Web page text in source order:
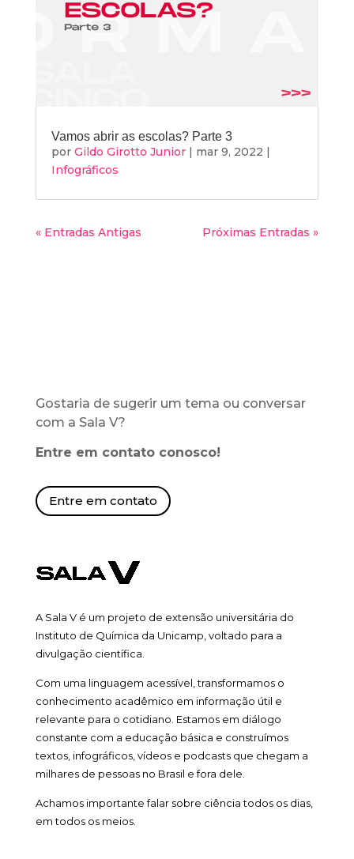
Vamos abrir as escolas? Parte 3
por Gildo Girotto Junior| mar 9, 2022 |
Infográficos
« Entradas Antigas Próximas Entradas »
Gostaria de sugerir um tema ou conversar
com a Sala V?
Entre em contato conosco!
Entre em contato
A Sala V é um projeto de extensão universitária do
Instituto de Química da Unicamp, voltado para a
divulgação científica.
Com uma linguagem acessível, transformamos o
conhecimento acadêmico em informação útil e
relevante para o cotidiano. Estamos em diálogo
constante com a educação básica e construímos
textos, infográficos, vídeos e podcasts que chegam a
milhares de pessoas no Brasil e fora dele.
Achamos importante falar sobre ciência todos os dias,
em todos os meios.